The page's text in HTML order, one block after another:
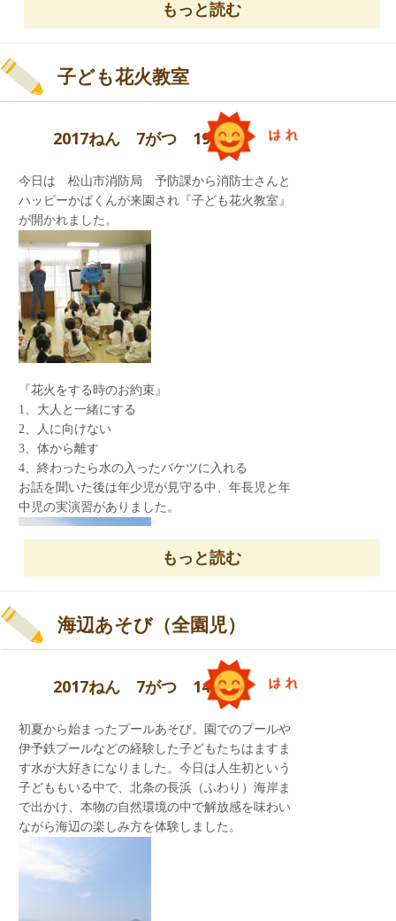
お腹一杯食べました。
帰る支度をし、セミナーハウスの方に元気よくお
礼を言いました。
セミナーハウスの松浦さん。お世話になりまし
た。
ありがとうございました！
できることを楽しみにしています。
もっと読む
子ども花火教室
2017ねん 7がつ 19にち
今日は 松山市消防局 予防課から消防士さんと
ハッピーかばくんが来園され『子ども花火教室』
が開かれました。
『花火をする時のお約束』
1、大人と一緒にする
2、人に向けない
3、体から離す
4、終わったら水の入ったバケツに入れる
お話を聞いた後は年少児が見守る中、年長児と年
中児の実演習がありました。
もっと読む
海辺あそび（全園児）
2017ねん 7がつ 14にち
初夏から始まったプールあそび。園でのプールや
伊予鉄プールなどの経験した子どもたちはますま
す水が大好きになりました。今日は人生初という
子どももいる中で、北条の長浜（ふわり）海岸ま
で出かけ、本物の自然環境の中で解放感を味わい
ながら海辺の楽しみ方を体験しました。